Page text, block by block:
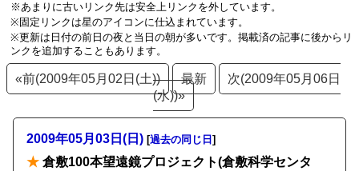
※あまりに古いリンク先は安全上リンクを外しています。
※固定リンクは星のアイコンに仕込まれています。
※更新は日付の前日の夜と当日の朝が多いです。掲載済の記事に後からリ
ンクを追加することもあります。
«前(2009年05月02日(土)) 最新
次(2009年05月06日
(水))»
2009年05月03日(日) [過去の同じ日 ]
★ 倉敷100本望遠鏡プロジェクト(倉敷科学センタ